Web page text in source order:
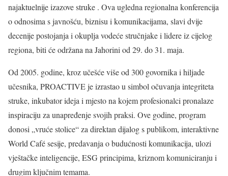
najaktuelnije izazove struke . Ova ugledna regionalna konferencija
o odnosima s javnošću, biznisu i komunikacijama, slavi dvije
decenije postojanja i okuplja vodeće stručnjake i lidere iz cijelog
regiona, biti će održana na Jahorini od 29. do 31. maja.
Od 2005. godine, kroz učešće više od 300 govornika i hiljade
učesnika, PROACTIVE je izrastao u simbol očuvanja integriteta
struke, inkubator ideja i mjesto na kojem profesionalci pronalaze
inspiraciju za unapređenje svojih praksi. Ove godine, program
donosi „vruće stolice“ za direktan dijalog s publikom, interaktivne
World Café sesije, predavanja o budućnosti komunikacija, ulozi
vještačke inteligencije, ESG principima, kriznom komuniciranju i
drugim ključnim temama.